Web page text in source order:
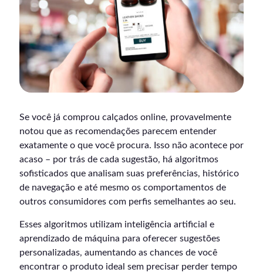
Se você já comprou calçados online, provavelmente
notou que as recomendações parecem entender
exatamente o que você procura. Isso não acontece por
acaso – por trás de cada sugestão, há algoritmos
sofisticados que analisam suas preferências, histórico
de navegação e até mesmo os comportamentos de
outros consumidores com perfis semelhantes ao seu.
Esses algoritmos utilizam inteligência artificial e
aprendizado de máquina para oferecer sugestões
personalizadas, aumentando as chances de você
encontrar o produto ideal sem precisar perder tempo